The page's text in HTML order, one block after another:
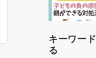
キーワー
る